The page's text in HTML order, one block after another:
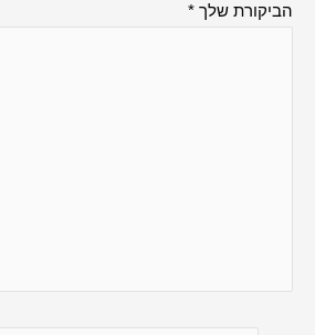
הביקורת שלך *